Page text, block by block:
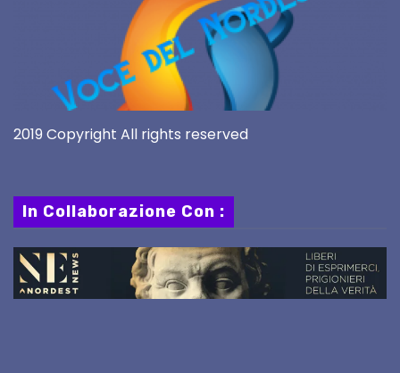
2019 Copyright All rights reserved
In Collaborazione Con :